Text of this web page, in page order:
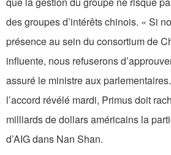
des groupes d’intérêts chinois. « Si
présence au sein du consortium de
influente, nous refuserons
assuré le ministre aux
l’accord révélé mardi, Primus doit
milliards de dollars américains la
d’AIG dans Nan Shan.